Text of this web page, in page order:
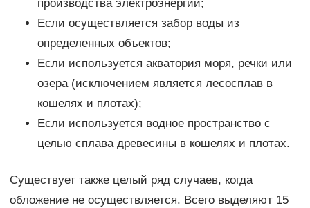
производства электроэнергии;
Если осуществляется забор воды из
определенных объектов;
Если используется акватория моря, речки или
озера (исключением является лесосплав в
кошелях и плотах);
Если используется водное пространство с
целью сплава древесины в кошелях и плотах.
Существует также целый ряд случаев, когда
обложение не осуществляется. Всего выделяют 15